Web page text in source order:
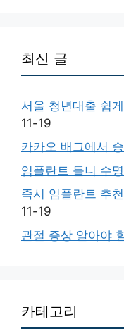
최신 글
서울 청년대출 쉽
11-19
카카오 배그에서
임플란트 틀니 수
즉시 임플란트 추
11-19
관절 증상 알아야
카테고리